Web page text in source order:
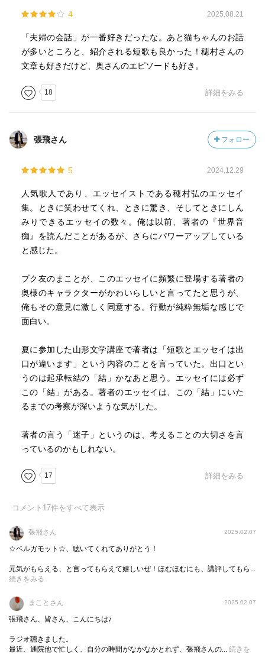
4 2025.08.21
「夫婦の会話」が一番好きだったな。あと猫ちゃんのお話
が多いところと、紹介される短歌も良かった！穂村さんの
文章も好きだけど、奥さんのエピソードも好き。
18 詳細をみる
張飛さん フォロー
5 2024.12.29
人気歌人であり、エッセイストである穂村弘のエッセイ
集。ときに笑わせてくれ、ときに驚き、そしてときにしん
みりできるエッセイの数々。俺は以前、著者の『世界音
痴』を読んだことがあるが、さらにパワーアップしている
と感じた。
ブク友のまことが、このエッセイに頻繁に登場する著者の
奥様のキャラクターがかわいらしいと言ってたと思うが、
俺もその意見に激しく同意する。行動が純粋無垢な感じで
面白い。
夏に参加した山形文学講座で著者は「短歌とエッセイは出
口が違います」という内容のことを言っていた。出口とい
うのは起承転結の「結」かなあと思う。エッセイには必ず
この「結」がある。著者のエッセイは、この「結」にいた
るまでの考察が深いような気がした。
著者の言う「迷子」というのは、考えることの大切さを言
っているのかもしれない。
17 詳細をみる
コメント 17件をすべて表示
張飛さん 2025.02.07
☆ベルガモット☆、聴いてくれてありがとう！
元気がもらえる、と言ってもらえて嬉しいぜ！ほむほむにも、講評してもら...
続きをみる
まことさん 2025.02.07
張飛さん、皆さん、こんにちは♪
ラジオ聴きました。
最近、通院他で忙しく、自分の時間がなかなかとれず、張飛さんの... 続きを